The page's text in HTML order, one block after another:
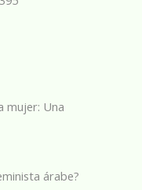
mujer: Una
árabe?